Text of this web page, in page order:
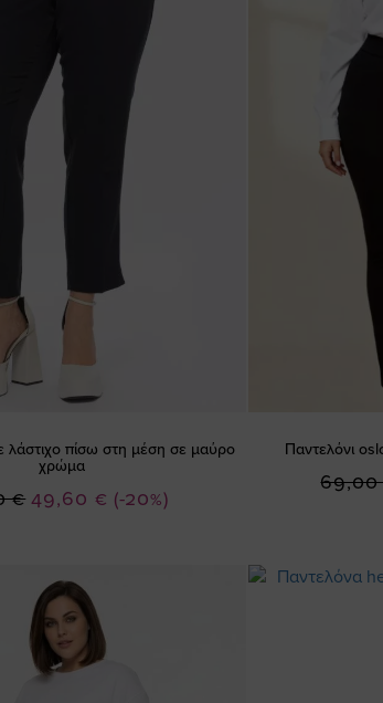
λάστιχο πίσω στη μέση σε μαύρο
χρώμα
(-20%)
Ειδική
49,60 €
€
Παντελόνι